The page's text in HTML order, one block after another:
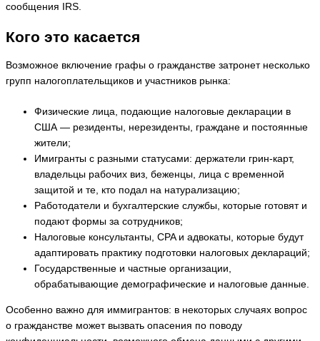
сообщения IRS.
Кого это касается
Возможное включение графы о гражданстве затронет несколько
групп налогоплательщиков и участников рынка:
Физические лица, подающие налоговые декларации в
США — резиденты, нерезиденты, граждане и постоянные
жители;
Имигранты с разными статусами: держатели грин-карт,
владельцы рабочих виз, беженцы, лица с временной
защитой и те, кто подал на натурализацию;
Работодатели и бухгалтерские службы, которые готовят и
подают формы за сотрудников;
Налоговые консультанты, CPA и адвокаты, которые будут
адаптировать практику подготовки налоговых деклараций;
Государственные и частные организации,
обрабатывающие демографические и налоговые данные.
Особенно важно для иммигрантов: в некоторых случаях вопрос
о гражданстве может вызвать опасения по поводу